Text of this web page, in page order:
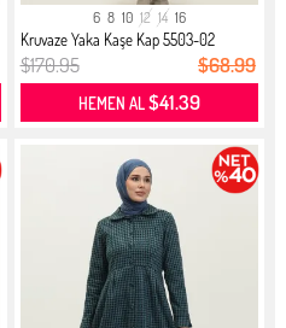
6 8 10 12 14 16
Kruvaze Yaka Kaşe Kap 5503-02
Zümrü...
$170.95 $68.99
HEMEN AL$41.39